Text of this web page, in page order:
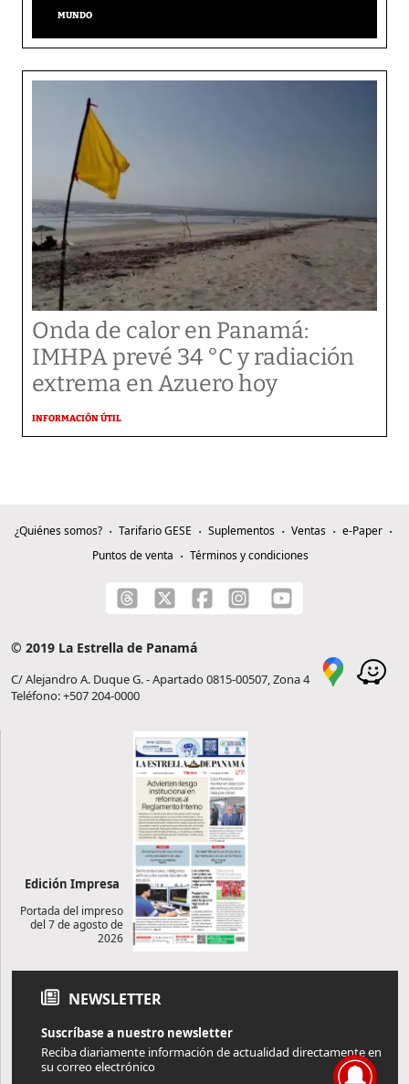
MUNDO
Onda de calor en Panamá:
IMHPA prevé 34 °C y radiación
extrema en Azuero hoy
INFORMACIÓN ÚTIL
¿Quiénes somos? Tarifario GESE Suplementos Ventas
e-Paper
Puntos de venta
Términos y condiciones
© 2019 La Estrella de Panamá
C/ Alejandro A. Duque G. - Apartado 0815-00507, Zona 4
Teléfono: +507 204-0000
Edición Impresa
Portada del impreso
del 7 de agosto de
2026
NEWSLETTER
Suscríbase a nuestro newsletter
Reciba diariamente información de actualidad directamente en
su correo electrónico